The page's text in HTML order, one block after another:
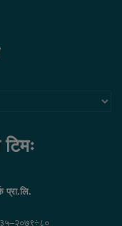
प्रा.लि.